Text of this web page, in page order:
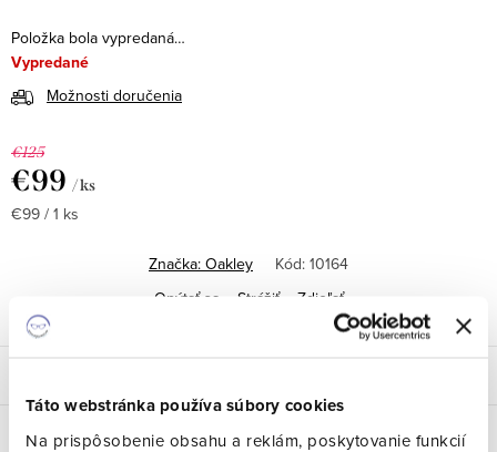
Táto webstránka používa súbory cookies
Na prispôsobenie obsahu a reklám, poskytovanie funkcií
Položka bola vypredaná…
Vypredané
Možnosti doručenia
€125
€99 / ks
Jednotková
€99 / 1 ks
Značka: Oakley Kód: 10164
Opýtať sa
Strážiť Zdieľať
Parametre produktu